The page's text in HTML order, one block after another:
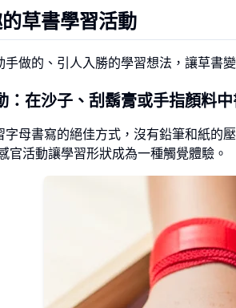
草書學習活動
手做的、引人入勝的學習想法，讓草書
：在沙子、刮鬍膏或手指顏料
字母書寫的絕佳方式，沒有鉛筆和紙的
官活動讓學習形狀成為一種觸覺體驗。